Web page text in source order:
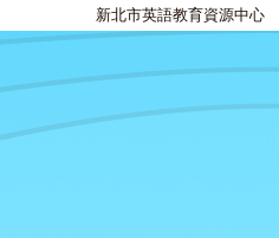
新北市英語教育資源中心